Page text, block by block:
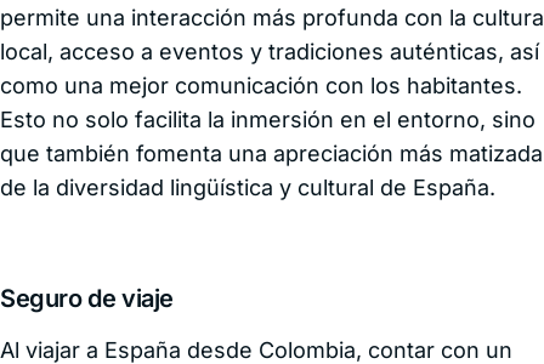
permite una interacción más profunda con la cultura
local, acceso a eventos y tradiciones auténticas, así
como una mejor comunicación con los habitantes.
Esto no solo facilita la inmersión en el entorno, sino
que también fomenta una apreciación más matizada
de la diversidad lingüística y cultural de España.
Seguro de viaje
Al viajar a España desde Colombia, contar con un